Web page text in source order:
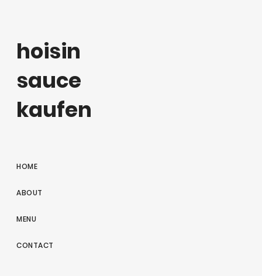
hoisin
sauce
kaufen
HOME
ABOUT
MENU
CONTACT